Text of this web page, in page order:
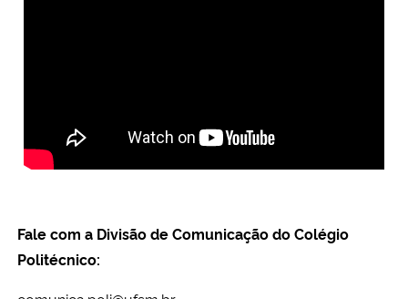
Fale com a Divisão de Comunicação do Colégio
Politécnico: